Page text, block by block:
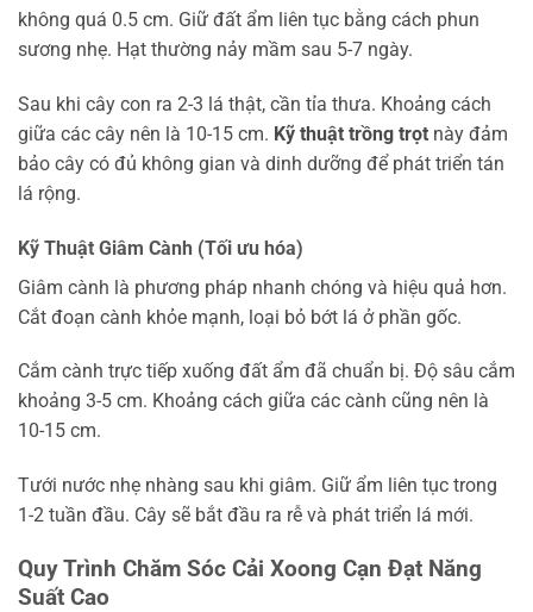
không quá 0.5 cm. Giữ đất ẩm liên tục bằng cách phun
sương nhẹ. Hạt thường nảy mầm sau 5-7 ngày.
Sau khi cây con ra 2-3 lá thật, cần tỉa thưa. Khoảng cách
giữa các cây nên là 10-15 cm. Kỹ thuật trồng trọt này đảm
bảo cây có đủ không gian và dinh dưỡng để phát triển tán
lá rộng.
Kỹ Thuật Giâm Cành (Tối ưu hóa)
Giâm cành là phương pháp nhanh chóng và hiệu quả hơn.
Cắt đoạn cành khỏe mạnh, loại bỏ bớt lá ở phần gốc.
Cắm cành trực tiếp xuống đất ẩm đã chuẩn bị. Độ sâu cắm
khoảng 3-5 cm. Khoảng cách giữa các cành cũng nên là
10-15 cm.
Tưới nước nhẹ nhàng sau khi giâm. Giữ ẩm liên tục trong
1-2 tuần đầu. Cây sẽ bắt đầu ra rễ và phát triển lá mới.
Quy Trình Chăm Sóc Cải Xoong Cạn Đạt Năng
Suất Cao